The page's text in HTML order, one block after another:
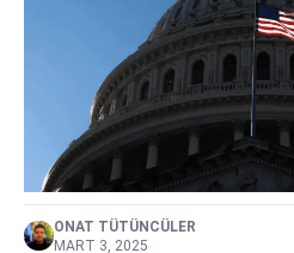
ONAT TÜTÜNCÜLER
MART 3, 2025